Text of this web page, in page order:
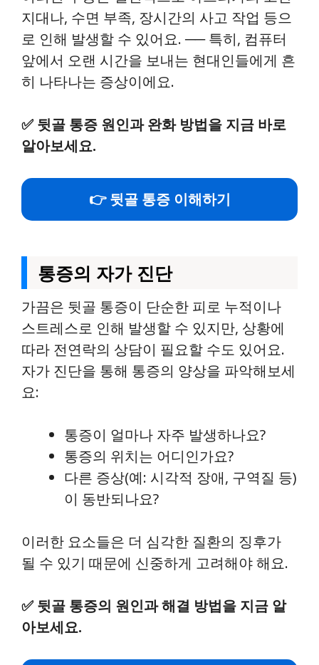
지대나, 수면 부족, 장시간의 사고 작업 등으
로 인해 발생할 수 있어요. ── 특히, 컴퓨터
앞에서 오랜 시간을 보내는 현대인들에게 흔
히 나타나는 증상이에요.
✅ 뒷골 통증 원인과 완화 방법을 지금 바로
알아보세요.
👉 뒷골 통증 이해하기
통증의 자가 진단
가끔은 뒷골 통증이 단순한 피로 누적이나
스트레스로 인해 발생할 수 있지만, 상황에
따라 전연락의 상담이 필요할 수도 있어요.
자가 진단을 통해 통증의 양상을 파악해보세
요:
통증이 얼마나 자주 발생하나요?
통증의 위치는 어디인가요?
다른 증상(예: 시각적 장애, 구역질 등)
이 동반되나요?
이러한 요소들은 더 심각한 질환의 징후가
될 수 있기 때문에 신중하게 고려해야 해요.
✅ 뒷골 통증의 원인과 해결 방법을 지금 알
아보세요.